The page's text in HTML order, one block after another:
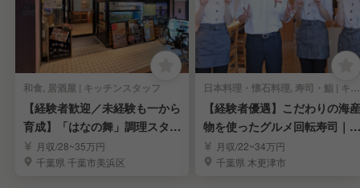
和食, 居酒屋 | キッチンスタッフ
【経験者歓迎／未経験も一から
育成】「はなの舞」調理スタッ
フ 月収/28~35万円
千葉県 千葉市美浜区
日本料理・懐石料理, 寿司・鮨 | キッチンスタッフ
【経験者優遇】こだわりの海産
物を使ったグルメ回転寿司｜経
験を活かせる環境
月収/22~34万円
千葉県 木更津市